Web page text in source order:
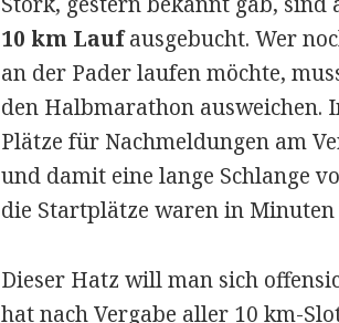
10 km Laufausgebucht. Wer
an der Pader laufen möchte,
den Halbmarathon ausweichen.
Plätze für Nachmeldungen am
und damit eine lange Schlange
die Startplätze waren in Minuten
Dieser Hatz will man sich
hat nach Vergabe aller 10 km-